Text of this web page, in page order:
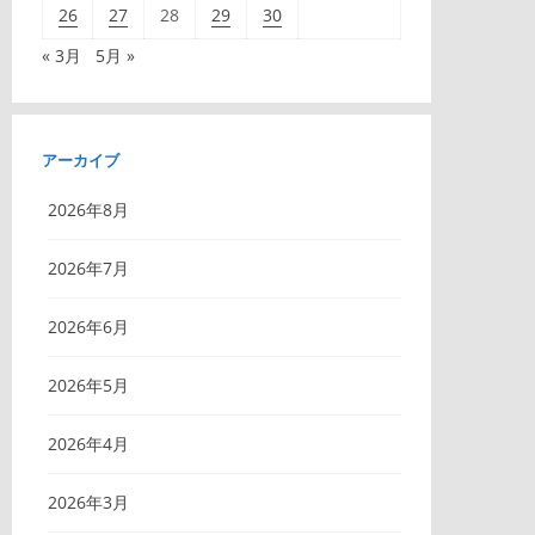
26 27 28 29
30
« 3月
5月 »
アーカイブ
2026年8月
2026年7月
2026年6月
2026年5月
2026年4月
2026年3月